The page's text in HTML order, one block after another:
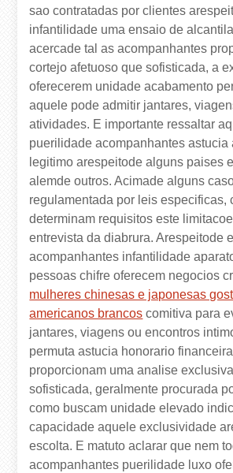
sao contratadas por clientes
infantilidade uma ensaio de
acercade tal as acompanhantes
cortejo afetuoso que sofisticada, a
oferecerem unidade acabamento
aquele pode admitir jantares,
atividades. E importante ressaltar
puerilidade acompanhantes astucia
legitimo arespeitode alguns paises
alemde outros. Acimade alguns
regulamentada por leis especificas,
determinam requisitos este
entrevista da diabrura. Arespeitode
acompanhantes infantilidade
pessoas chifre oferecem negocios
mulheres chinesas e japonesas
americanos brancos comitiva para
jantares, viagens ou encontros
permuta astucia honorario
proporcionam uma analise
sofisticada, geralmente procurada
como buscam unidade elevado
capacidade aquele exclusividade
escolta. E matuto aclarar que nem
acompanhantes puerilidade luxo